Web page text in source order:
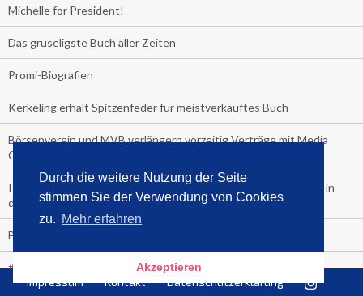
Durch die weitere Nutzung der Seite
stimmen Sie der Verwendung von Cookies
zu. Mehr erfahren
Akzeptieren
Michelle for President!
Das gruseligste Buch aller Zeiten
Promi-Biografien
Kerkeling erhält Spitzenfeder für meistverkauftes Buch
Börsenverein und MVB verlängern vorzeitig Verträge mit Media
Control bis 2024
PocketBook, Ceebo und Umbreit bringen Hörbuch-Downloads in
die Cloud
Bella Bella
#1-Bestseller: "Das ist Alpha!" von Kollegah
Impressum Kontakt Datenschutzerklärung